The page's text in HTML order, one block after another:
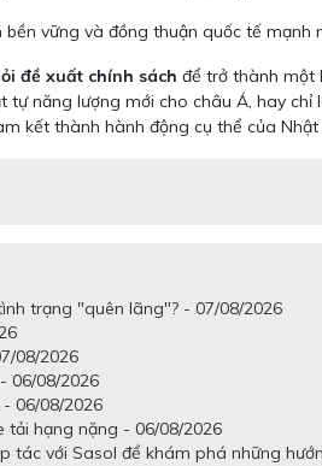
vững và đồng thuận quốc tế mạnh
đề xuất chính sách để trở thành một
năng lượng mới cho châu Á, hay
kết thành hành động cụ thể của
trạng "quên lãng"? - 07/08/2026
08/2026
06/08/2026
06/08/2026
tải hạng nặng - 06/08/2026
tác với Sasol để khám phá những